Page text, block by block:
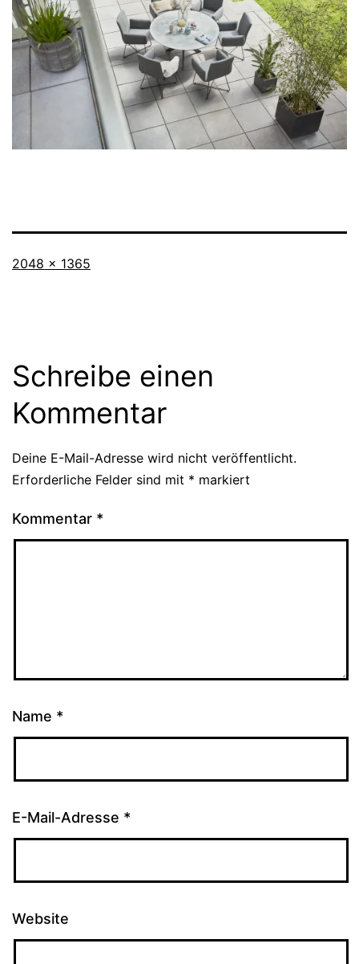
Originalgröße
2048 × 1365
Schreibe einen
Kommentar
Deine E-Mail-Adresse wird nicht veröffentlicht.
Erforderliche Felder sind mit * markiert
Kommentar *
Name *
E-Mail-Adresse *
Website